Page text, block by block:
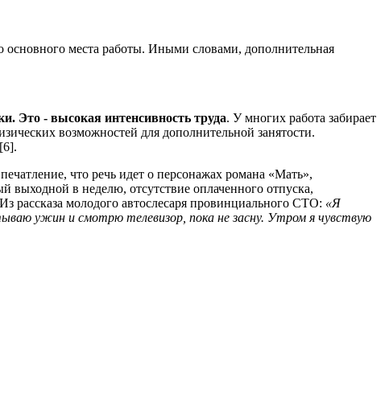
места работы. Иными словами, дополнительная
Это - высокая интенсивность труда. У многих работа забирает
возможностей для дополнительной занятости.
что речь идет о персонажах романа «Мать»,
выходной в неделю, отсутствие оплаченного отпуска,
рассказа молодого автослесаря провинциального СТО: «Я
ужин и смотрю телевизор, пока не засну. Утром я чувствую